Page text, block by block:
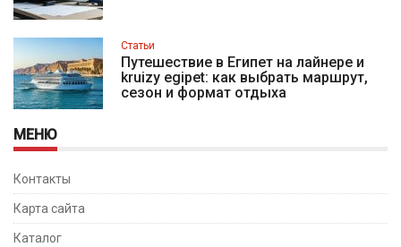
Статьи
Путешествие в Египет на лайнере и
kruizy egipet: как выбрать маршрут,
сезон и формат отдыха
МЕНЮ
Контакты
Карта сайта
Каталог